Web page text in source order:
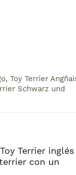
Toy Terrier
Schwarz und
Terrier inglés
con un